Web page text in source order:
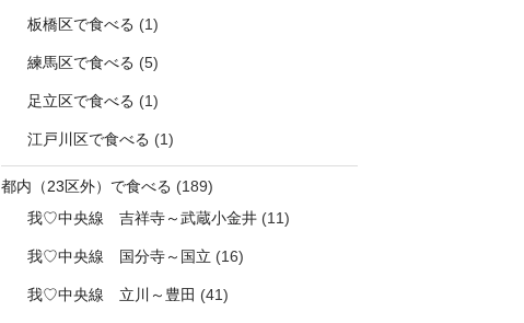
板橋区で食べる (1)
練馬区で食べる (5)
足立区で食べる (1)
江戸川区で食べる (1)
都内（23区外）で食べる (189)
我♡中央線 吉祥寺～武蔵小金井 (11)
我♡中央線 国分寺～国立 (16)
我♡中央線 立川～豊田 (41)